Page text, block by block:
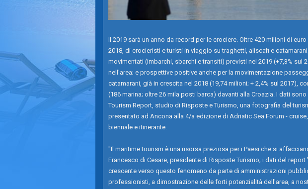
Il 2019 sarà un anno da record per le crociere. Oltre 420 milioni di
2018, di crocieristi e turisti in viaggio su traghetti, aliscafi e
movimentati (imbarchi, sbarchi e transiti) previsti nel 2019 (+7,3% sul
nell'area; e prospettive positive anche per la movimentazione
catamarani, già in crescita nel 2018 (19,74 milioni; + 2,4% sul 2017),
(186 marina; oltre 26 mila posti barca) davanti alla Croazia. I dati
Tourism Report, studio di Risposte e Turismo, una fotografia del
presentato ad Ancona alla 4/a edizione di Adriatic Sea Forum -
biennale e itinerante.
"Il maritime tourism è una risorsa preziosa per i Paesi che si
Francesco di Cesare, presidente di Risposte Turismo; i dati del
crescente verso questo fenomeno da parte di amministrazioni
professionisti, a dimostrazione delle forti potenzialità dell'area, a